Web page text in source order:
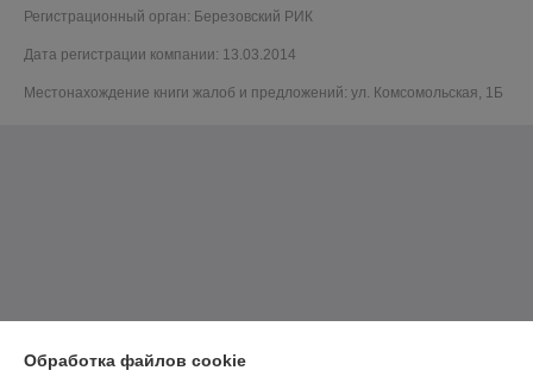
Регистрационный орган: Березовский РИК
Дата регистрации компании: 13.03.2014
Местонахождение книги жалоб и предложений: ул. Комсомольская, 1Б
Обработка файлов cookie